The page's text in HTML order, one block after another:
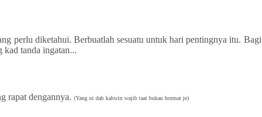
perlu diketahui. Berbuatlah sesuatu untuk hari pentingnya itu. Bagi
kad tanda ingatan...
rapat dengannya. (Yang ni dah kahwin wajib taat bukan hormat je)